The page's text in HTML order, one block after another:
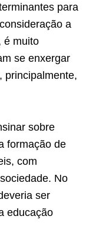
para
a
é muito
se enxergar
principalmente,
sobre
formação de
com
No
ser
educação